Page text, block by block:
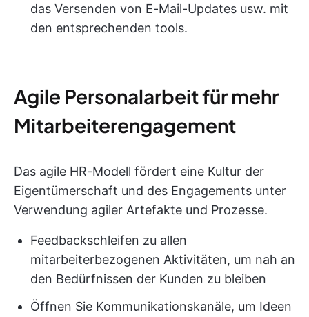
das Versenden von E-Mail-Updates usw. mit
den entsprechenden tools.
Agile Personalarbeit für mehr
Mitarbeiterengagement
Das agile HR-Modell fördert eine Kultur der
Eigentümerschaft und des Engagements unter
Verwendung agiler Artefakte und Prozesse.
Feedbackschleifen zu allen
mitarbeiterbezogenen Aktivitäten, um nah an
den Bedürfnissen der Kunden zu bleiben
Öffnen Sie Kommunikationskanäle, um Ideen